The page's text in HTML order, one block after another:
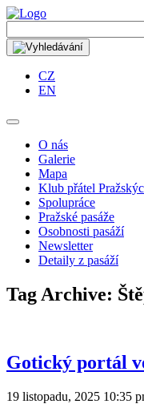
CZ
EN
O nás
Galerie
Mapa
Klub přátel
Spolupráce
Pražské pasáže
Osobnosti pasáží
Newsletter
Detaily z pasáží
Tag Archive:
Gotický portál
19 listopadu, 2025 10:35